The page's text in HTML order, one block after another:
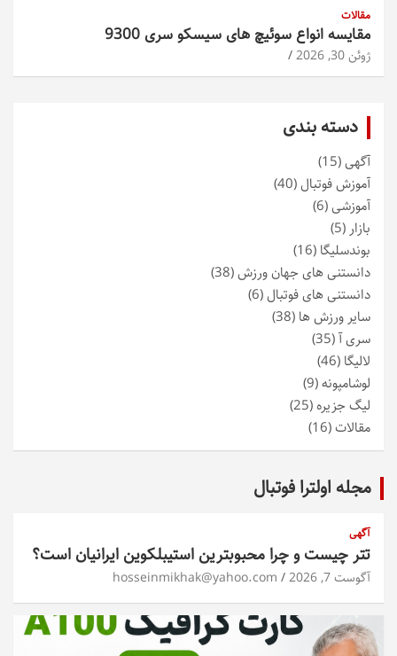
مقالات
مقایسه انواع سوئیچ های سیسکو سری 9300
ژوئن 30, 2026
دسته بندی
آگهی(15)
آموزش فوتبال(40)
آموزشی(6)
بازار (5)
بوندسلیگا (16)
دانستنی های جهان ورزش(38)
دانستنی های فوتبال(6)
سایر ورزش ها (38)
سری آ(35)
لالیگا (46)
لوشامپونه(9)
لیگ جزیره(25)
مقالات(16)
مجله اولترا فوتبال
آگهی
تتر چیست و چرا محبوبترین استیبلکوین ایرانیان است؟
آگوست 7, 2026 hosseinmikhak@yahoo.com